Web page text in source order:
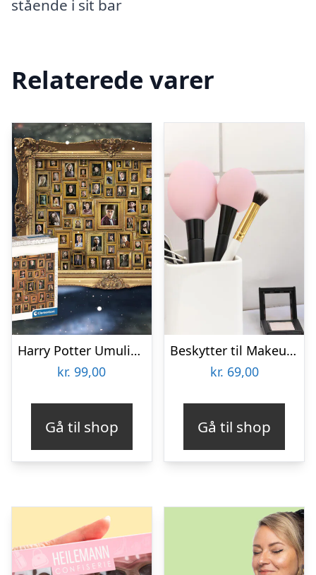
stående i sit bar
Relaterede varer
Harry Potter Umulig Puslespil
kr. 99,00
Gå til shop
Beskytter til Makeupbørster 3-pak
kr. 69,00
Gå til shop